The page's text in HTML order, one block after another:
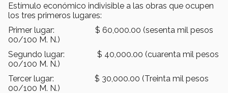
Estímulo económico indivisible a las obras que ocupen
los tres primeros lugares:
Primer lugar: $ 60,000.00 (sesenta mil pesos
00/100 M. N.)
Segundo lugar: $ 40,000.00 (cuarenta mil pesos
00/100 M. N.)
Tercer lugar: $ 30,000.00 (Treinta mil pesos
00/100 M. N.)